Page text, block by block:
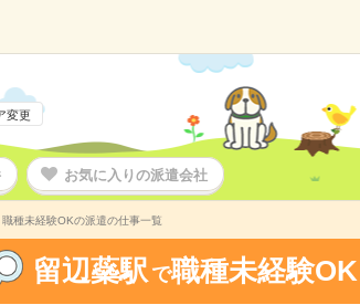
変更
お気に入りの派遣会社
種未経験OKの派遣の仕事一覧
留辺蘂駅 で職種未経験OK